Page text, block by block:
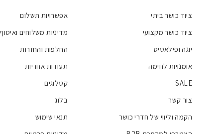
ציוד כושר ביתי
ציוד כושר מקצועי
יוגה ופילאטיס
אומנויות לחימה
SALE
צור קשר
הקמה וליווי של חדרי כושר
אפשרויות תשלום
מדיניות משלוחים
החלפות והחזרות
תעודות אחריות
קטלוגים
בלוג
תנאי שימוש